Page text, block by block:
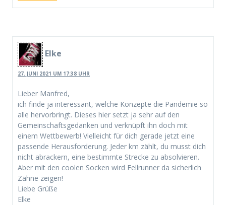
Elke
27. JUNI 2021 UM 17:38 UHR
Lieber Manfred,
ich finde ja interessant, welche Konzepte die Pandemie so
alle hervorbringt. Dieses hier setzt ja sehr auf den
Gemeinschaftsgedanken und verknüpft ihn doch mit
einem Wettbewerb! Vielleicht für dich gerade jetzt eine
passende Herausforderung. Jeder km zählt, du musst dich
nicht abrackern, eine bestimmte Strecke zu absolvieren.
Aber mit den coolen Socken wird Fellrunner da sicherlich
Zähne zeigen!
Liebe Grüße
Elke